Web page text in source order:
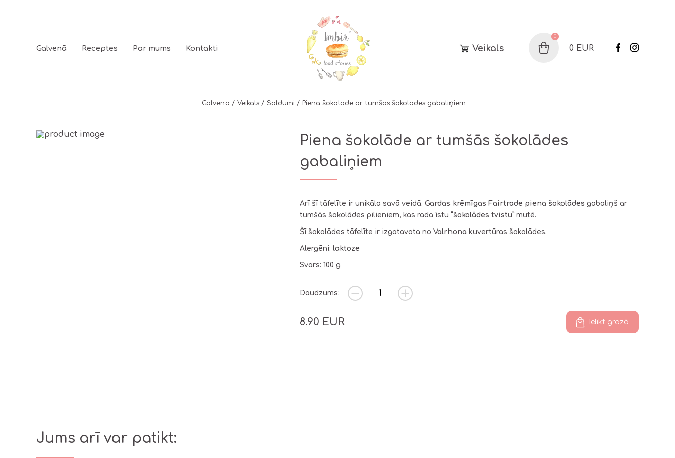
Galvenā Receptes Par mums Kontakti Veikals Grozs
0
0 EUR
Galvenā Veikals Saldumi Piena šokolāde ar tumšās šokolādes gabaliņiem
Piena šokolāde ar tumšās šokolādes
gabaliņiem
Arī šī tāfelīte ir unikāla savā veidā. Gardas krēmīgas Fairtrade piena šokolādes gabaliņš ar
tumšās šokolādes pilieniem, kas rada īstu“šokolādes tvistu” mutē.
Šī šokolādes tāfelīte ir izgatavota no Valrhona kuvertūras šokolādes.
Alergēni: laktoze
Svars: 100 g
Daudzums:
8.90 EUR Ielikt grozā
Jums arī var patikt: